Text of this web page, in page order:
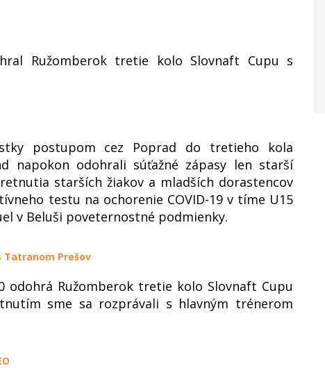
Ružomberok tretie kolo Slovnaft Cupu s
postupom cez Poprad do tretieho kola
napokon odohrali súťažné zápasy len starší
starších žiakov a mladších dorastencov
testu na ochorenie COVID-19 v tíme U15
v Beluši poveternostné podmienky.
Tatranom Prešov
odohrá Ružomberok tretie kolo Slovnaft Cupu
sme sa rozprávali s hlavným trénerom